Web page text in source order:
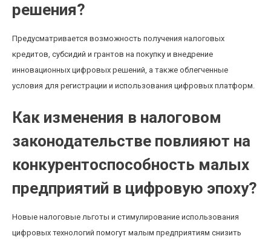
решения?
Предусматривается возможность получения налоговых
кредитов, субсидий и грантов на покупку и внедрение
инновационных цифровых решений, а также облегченные
условия для регистрации и использования цифровых платформ.
Как изменения в налоговом
законодательстве повлияют на
конкурентоспособность малых
предприятий в цифровую эпоху?
Новые налоговые льготы и стимулирование использования
цифровых технологий помогут малым предприятиям снизить